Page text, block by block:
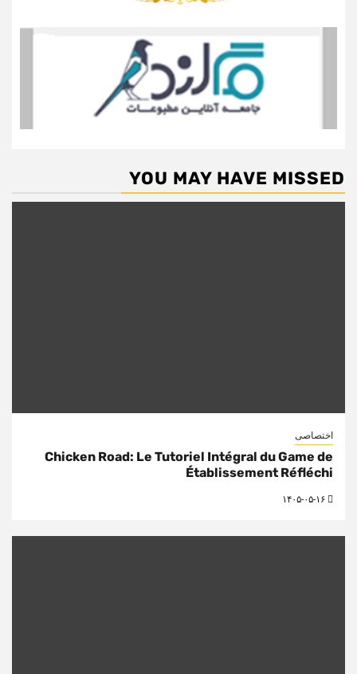
YOU MAY HAVE MISSED
اختصاصی
Chicken Road: Le Tutoriel Intégral du Game de
Établissement Réfléchi